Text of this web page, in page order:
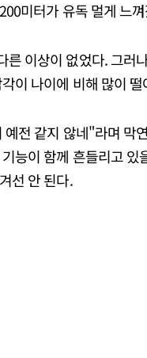
미터가 유독 멀게 느
른 이상이 없었다. 그러
이 나이에 비해 많이
전 같지 않네"라며 막
능이 함께 흔들리고
선 안 된다.